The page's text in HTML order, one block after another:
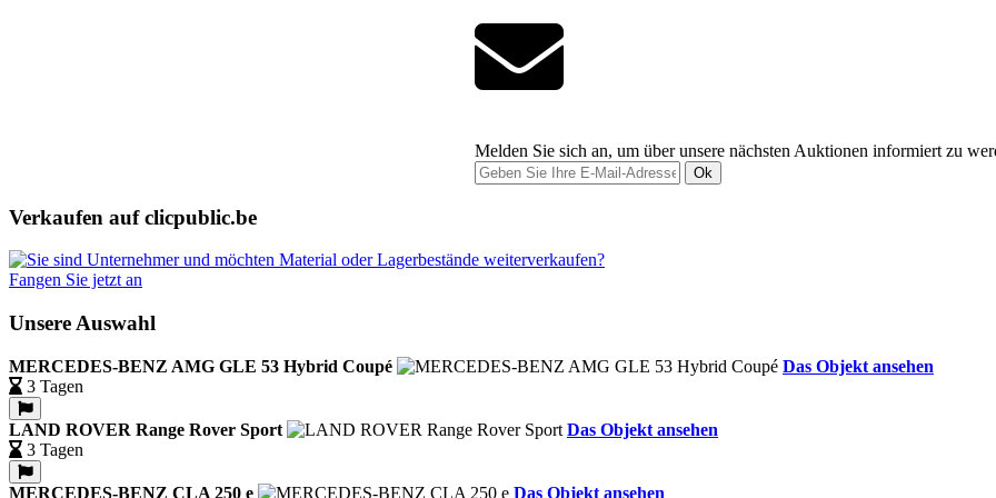
Melden Sie sich an, um über unsere nächsten Auktionen informiert zu
Ok
Verkaufen auf clicpublic.be
Fangen Sie jetzt an
Unsere Auswahl
MERCEDES-BENZ AMG GLE 53 Hybrid Coupé
Das Objekt ansehen
3 Tagen
LAND ROVER Range Rover Sport
Das Objekt ansehen
3 Tagen
MERCEDES-BENZ CLA 250 e Das Objekt ansehen